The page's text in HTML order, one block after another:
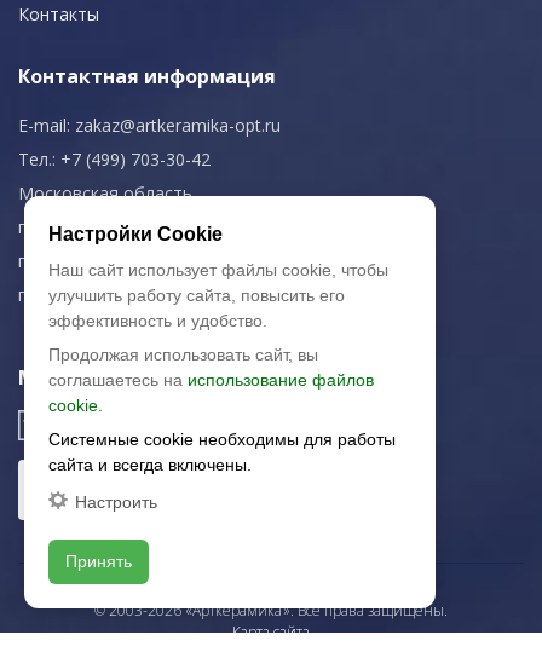
Контакты
Контактная информация
E-mail: zakaz@artkeramika-opt.ru
Тел.: +7 (499) 703-30-42
Московская область,
г. Красногорск
пн-чт: 09.00-18.00
пт: 09.00-17.00
Мы в соц. сетях
© 2003-2026 «Арткерамика». Все права защищены.
Карта сайта
Настройки Cookie
Наш сайт использует файлы cookie, чтобы
улучшить работу сайта, повысить его
эффективность и удобство.
Продолжая использовать сайт, вы
соглашаетесь на использование файлов
cookie.
Системные cookie необходимы для работы
сайта и всегда включены.
Настроить
Принять